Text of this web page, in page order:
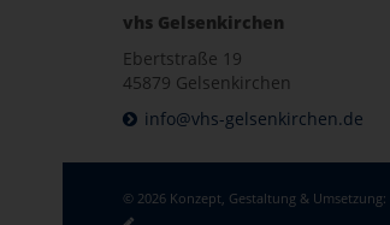
vhs Gelsenkirchen
Ebertstraße 19
45879 Gelsenkirchen
info@vhs-gelsenkirchen.de
© 2026 Konzept, Gestaltung & Umsetzung: